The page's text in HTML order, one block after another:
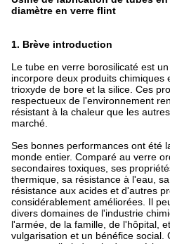
diamètre en verre flint
1. Brève introduction
Le tube en verre borosilicaté est
incorpore deux produits chimiques
trioxyde de bore et la silice. Ces
respectueux de l'environnement
résistant à la chaleur que les
marché.
Ses bonnes performances ont été
monde entier. Comparé au verre
secondaires toxiques, ses
thermique, sa résistance à l'eau,
résistance aux acides et d'autres
considérablement améliorées. Il
divers domaines de l'industrie
l'armée, de la famille, de l'hôpital,
vulgarisation et un bénéfice social.